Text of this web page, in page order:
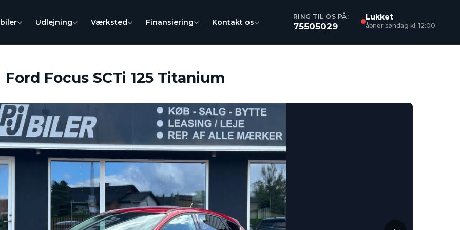
Udlejning Værksted Finansiering Kontakt os
RING TIL OS PÅ:
75505029
Lukket
åbner søndag kl. 12:00
Ford Focus SCTi 125 Titanium